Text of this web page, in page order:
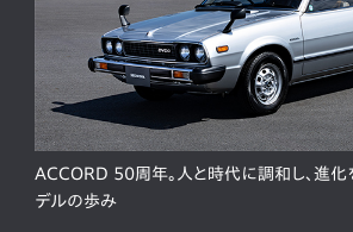
ACCORD 50周年。人と時代に調和し、進
デルの歩み